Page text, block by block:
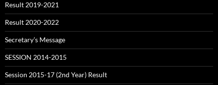
Result 2019-2021
Result 2020-2022
Secretary’s Message
SESSION 2014-2015
Session 2015-17 (2nd Year) Result